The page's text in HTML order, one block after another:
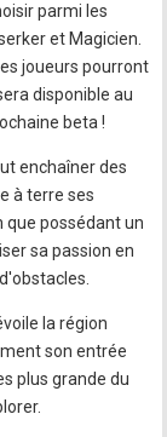
parmi les
et Magicien.
joueurs pourront
disponible au
beta !
enchaîner des
à terre ses
que possédant un
sa passion en
la région
son entrée
plus grande du